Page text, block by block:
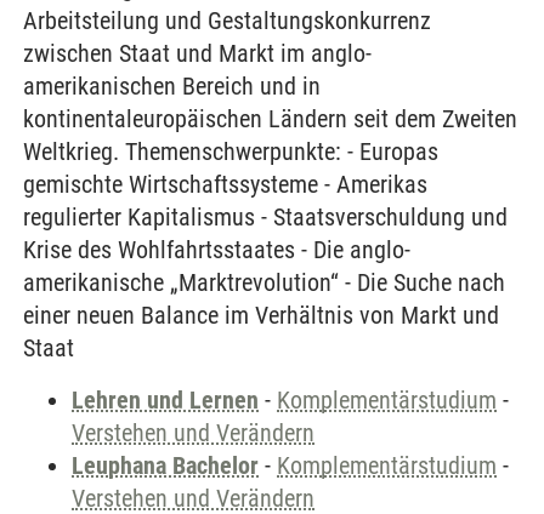
Arbeitsteilung und Gestaltungskonkurrenz
zwischen Staat und Markt im anglo-
amerikanischen Bereich und in
kontinentaleuropäischen Ländern seit dem Zweiten
Weltkrieg. Themenschwerpunkte: - Europas
gemischte Wirtschaftssysteme - Amerikas
regulierter Kapitalismus - Staatsverschuldung und
Krise des Wohlfahrtsstaates - Die anglo-
amerikanische „Marktrevolution“ - Die Suche nach
einer neuen Balance im Verhältnis von Markt und
Staat
Lehren und Lernen - Komplementärstudium -
Verstehen und Verändern
Leuphana Bachelor - Komplementärstudium -
Verstehen und Verändern